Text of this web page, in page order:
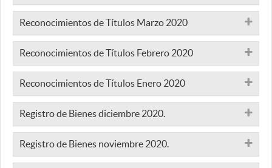
Reconocimientos de Títulos Marzo 2020
Reconocimientos de Títulos Febrero 2020
Reconocimientos de Títulos Enero 2020
Registro de Bienes diciembre 2020.
Registro de Bienes noviembre 2020.